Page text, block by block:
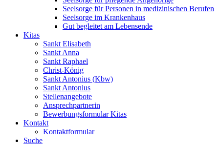
Seelsorge für Personen in medizinischen Berufen
Seelsorge im Krankenhaus
Gut begleitet am Lebensende
Kitas
Sankt Elisabeth
Sankt Anna
Sankt Raphael
Christ-König
Sankt Antonius (Kbw)
Sankt Antonius
Stellenangebote
Ansprechpartnerin
Bewerbungsformular Kitas
Kontakt
Kontaktformular
Suche